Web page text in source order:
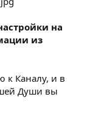
на
из
к Каналу, и в
Души вы